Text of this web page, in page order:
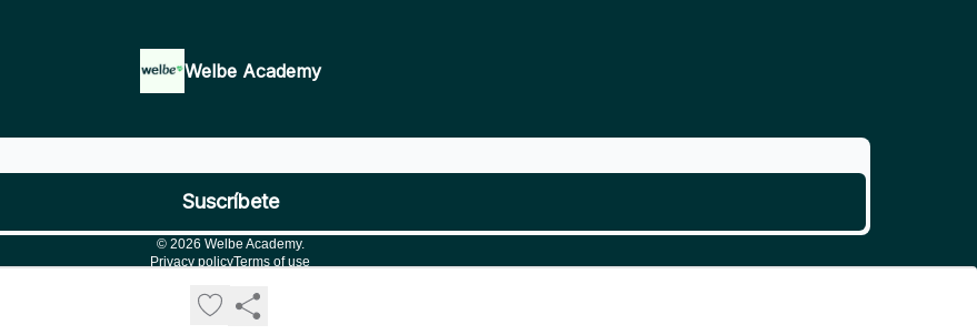
Welbe Academy
© 2026 Welbe Academy.
Privacy policyTerms of use
Powered by beehiiv